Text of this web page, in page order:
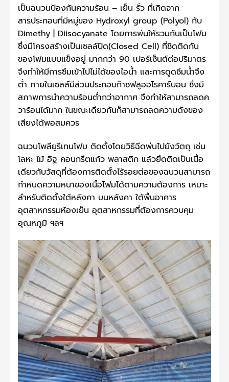
เป็นฉนวนป้องกันความร้อน – เย็น รั่ว ที่เกิดจาก
สารประกอบที่มีหมู่ของ Hydroxyl group (Polyol) กับ
Dimethy | Diisocyanate โดยการพ่นให้รวมกันเป็นโฟม
ซึ่งมีโครงสร้างเป็นเซลล์ปิด(Closed Cell) ที่ชิดติดกัน
ของโฟมแบบแข็งอยู่ มากกว่า 90 เปอร์เซ็นต์ต่อปริมาตร
จึงทำให้มีการซึมเข้าไปไม่ได้ของไอน้ำ และการดูดซึมน้ำจึง
ต่ำ ภายในเซลล์มีส่วนประกอบก๊าซฟลูออโรคาร์บอน ซึ่งมี
สภาพการนำความร้อนต่ำกว่าอากาศ จึงทำให้สามารถลดค
วาร้อนได้มาก ในขณะเดียวกันก็สามารถลดความดังของ
เสียงได้พอสมควร
ฉนวนโพลียูรีเทนโฟม ติดตั้งโดยวิธีฉีดพ่นไปยังวัตถุ เช่น
โลหะ ไม้ อิฐ คอนกรีตแก้ว พลาสติก แล้วยึดติดเป็นเนื้อ
เดียวกับวัสดุที่ต้องการติดตั้งไร้รอยต่อของฉนวนสามารถ
กำหนดความหนาของเนื้อโฟมได้ตามความต้องการ เหมาะ
สำหรับติดตั้งใต้หลังคา บนหลังคา ใต้พื้นอาคาร
อุตสาหกรรมห้องเย็น อุตสาหกรรมที่ต้องการควบคุม
อุณหภูมิ ฯลฯ